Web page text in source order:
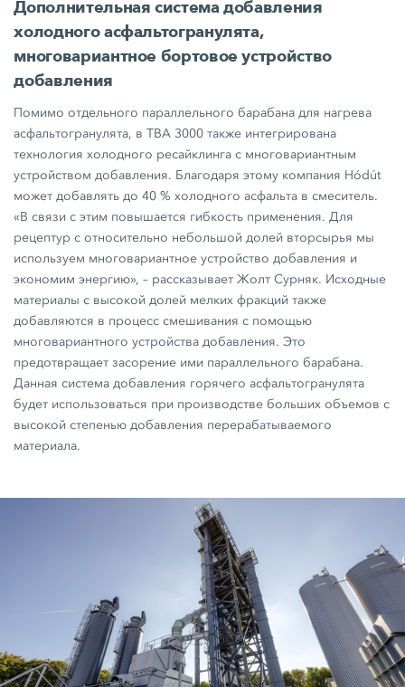
Дополнительная система добавления
холодного асфальтогранулята,
многовариантное бортовое устройство
добавления
Помимо отдельного параллельного барабана для нагрева
асфальтогранулята, вTBA 3000 также интегрирована
технология холодного ресайклинга с многовариантным
устройством добавления. Благодаря этому компания Hódút
может добавлять до40 % холодного асфальта в смеситель.
«В связи с этим повышается гибкость применения. Для
рецептур с относительно небольшой долей вторсырья мы
используем многовариантное устройство добавления и
экономим энергию», – рассказывает Жолт Сурняк. Исходные
материалы с высокой долей мелких фракций также
добавляются в процесс смешивания с помощью
многовариантного устройства добавления. Это
предотвращает засорение ими параллельного барабана.
Данная система добавления горячего асфальтогранулята
будет использоваться при производстве больших объемов с
высокой степенью добавления перерабатываемого
материала.